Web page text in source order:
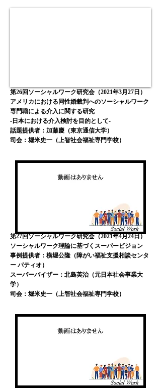
第26回ソーシャルワーク研究会（2021年3月27日）
アメリカにおける同性婚裁判へのソーシャルワーク
専門職による介入に関する研究
-日本における介入検討を目的として-
話題提供者：加藤慶（東京通信大学）
司会：堀米史一 （上智社会福祉専門学校）
第27回ソーシャルワーク研究会（2021年4月24日）
ソーシャルワーク理論に基づくスーパービジョン
事例提供者：横堀公隆（障がい福祉支援相談センタ
ー パティオ）
スーパーバイザー：北島英治（元日本社会事業大
学）
司会：堀米史一（上智社会福祉専門学校）